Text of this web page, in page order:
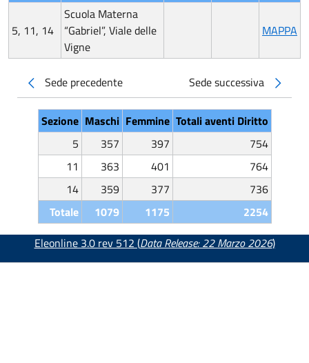
5, 11, 14
Scuola Materna
“Gabriel”, Viale delle
Vigne
MAPPA
Sede precedente Sede successiva
Sezione Maschi Femmine Totali aventi Diritto
5
357 397
754
11
363 401
764
14
359 377
736
Totale
1079 1175
2254
Eleonline 3.0 rev 512 (Data Release: 22 Marzo 2026)